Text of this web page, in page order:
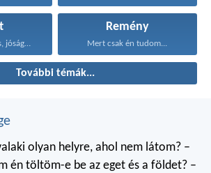
A szeretet türelmes, jóságos...
Remény
Mert csak én tudom...
További témák...
olyan helyre, ahol nem látom? –
én töltöm-e be az eget és a földet? –